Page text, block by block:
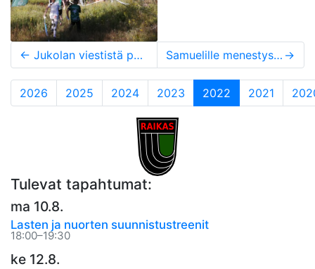
← Jukolan viestistä paras sijoitus 30 vuoteen Samuelille menestystä EM-Portugalista →
2026 2025 2024 2023 2022 (current)
2021
Tulevat tapahtumat:
ma 10.8.
Lasten ja nuorten suunnistustreenit
18:00–19:30
ke 12.8.